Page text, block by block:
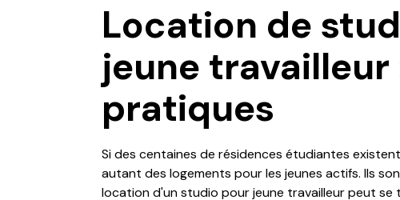
Location de
jeune travailleur
pratiques
Si des centaines de résidences étudiantes
autant des logements pour les jeunes actifs. Ils
location d'un studio pour jeune travailleur peut se